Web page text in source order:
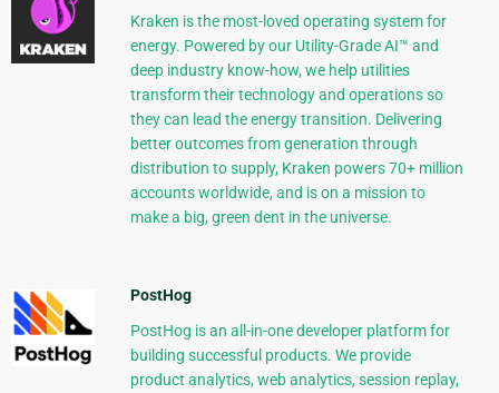
Kraken is the most-loved operating system for
energy. Powered by our Utility-Grade AI™ and
deep industry know-how, we help utilities
transform their technology and operations so
they can lead the energy transition. Delivering
better outcomes from generation through
distribution to supply, Kraken powers 70+ million
accounts worldwide, and is on a mission to
make a big, green dent in the universe.
PostHog
PostHog is an all-in-one developer platform for
building successful products. We provide
product analytics, web analytics, session replay,